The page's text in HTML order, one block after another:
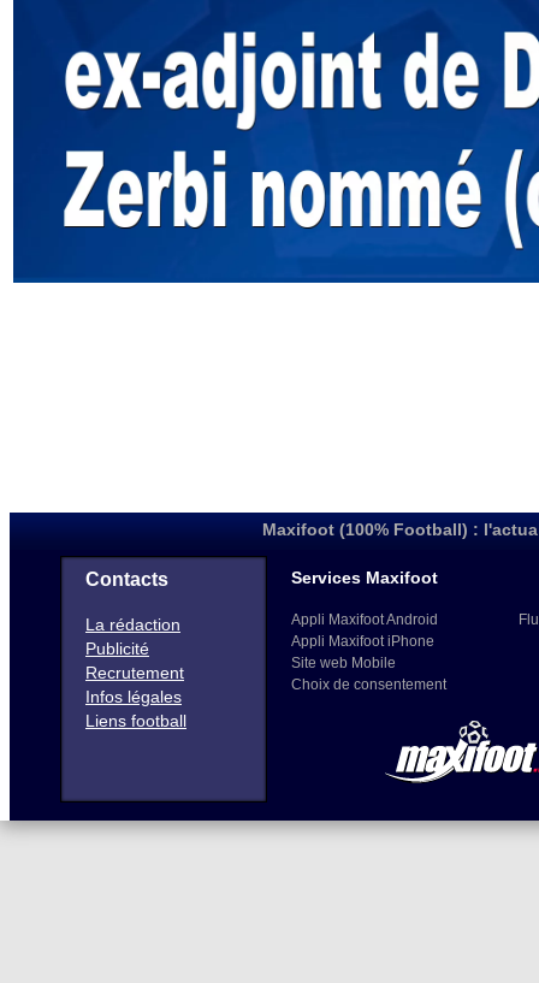
Maxifoot (100% Football) :
Contacts
La rédaction
Publicité
Recrutement
Infos légales
Liens football
Services Maxifoot
Appli Maxifoot Android
Appli Maxifoot iPhone
Site web Mobile
Choix de consentement